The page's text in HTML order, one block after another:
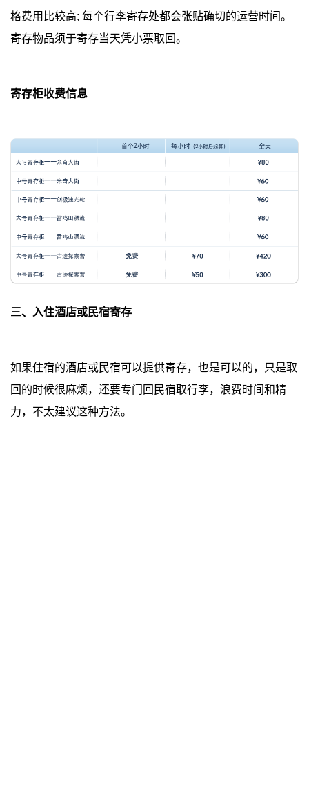
格费用比较高; 每个行李寄存处都会张贴确切的运营时间。
寄存物品须于寄存当天凭小票取回。
寄存柜收费信息
三、入住酒店或民宿寄存
如果住宿的酒店或民宿可以提供寄存，也是可以的，只是取
回的时候很麻烦，还要专门回民宿取行李，浪费时间和精
力，不太建议这种方法。